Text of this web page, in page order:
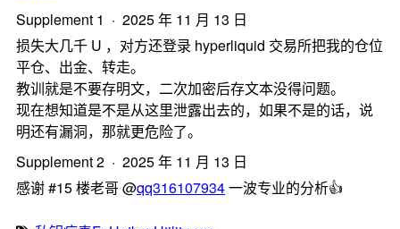
Supplement 1 · 2025 年 11 月 13 日
损失大几千 U ，对方还登录 hyperliquid 交易所把我的仓位
平仓、出金、转走。
教训就是不要存明文，二次加密后存文本没得问题。
现在想知道是不是从这里泄露出去的，如果不是的话，说
明还有漏洞，那就更危险了。
Supplement 2 · 2025 年 11 月 13 日
感谢 #15 楼老哥 @qq316107934一波专业的分析👍